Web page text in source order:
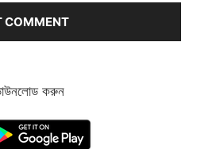
করুন